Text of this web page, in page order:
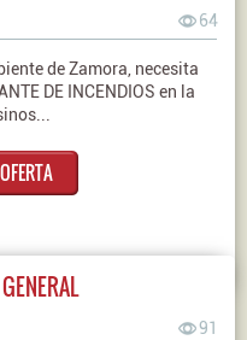
64
de Zamora, necesita
DE INCENDIOS en la
91